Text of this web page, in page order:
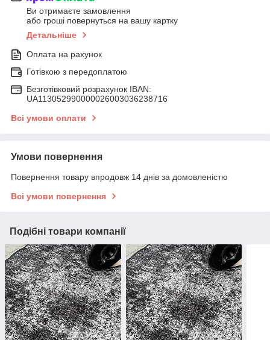
Ви отримаєте замовлення
або гроші повернуться на вашу картку
Детальніше
Оплата на рахунок
Готівкою з передоплатою
Безготівковий розрахунок IBAN:
UA113052990000026003036238716
Всі умови оплати
Умови повернення
Повернення товару впродовж 14 днів за домовленістю
Всі умови повернення
Подібні товари компанії